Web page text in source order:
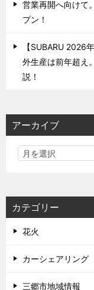
営業再開へ向けて
プン！
【SUBARU 2026
外生産は前年超え
説！
アーカイブ
カテゴリー
花火
カーシェアリング
三郷市地域情報